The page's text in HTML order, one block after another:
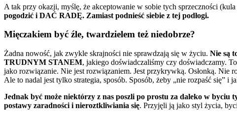
A tak przy okazji, myślę, że akceptowanie w sobie tych sprzeczności
pogodzić i DAĆ RADĘ. Zamiast podnieść siebie z tej podłogi.
Mięczakiem być źle, twardzielem też niedobrze?
Żadna nowość, jak zwykle skrajności nie sprawdzają się w życiu. Nie są
TRUDNYM STANEM, jakiego doświadczaliśmy czy doświadczamy.
jako rozwiązanie. Nie jest rozwiązaniem. Jest przykrywką. Osłonką.
Ale to nadal jest tylko strategia, sposób. Sposób, żeby „nie rozpaść się” i
Jednak być może niektórzy z nas poszli po prostu za daleko w byciu
postawy zaradności i nieroztkliwiania się. Przyjęli ją jako styl życia,